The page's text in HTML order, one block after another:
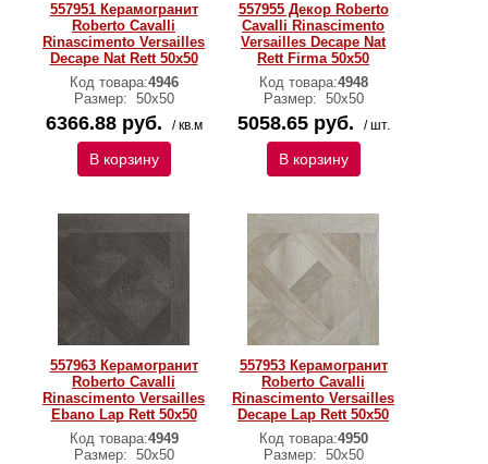
557951 Керамогранит
Roberto Cavalli
Rinascimento Versailles
Decape Nat Rett 50x50
Код товара:4946
Размер: 50x50
6366.88 руб. / кв.м
В корзину
557955 Декор Roberto
Cavalli Rinascimento
Versailles Decape Nat
Rett Firma 50x50
Код товара:4948
Размер: 50x50
5058.65 руб. / шт.
В корзину
557963 Керамогранит
Roberto Cavalli
Rinascimento Versailles
Ebano Lap Rett 50x50
Код товара:4949
Размер: 50x50
557953 Керамогранит
Roberto Cavalli
Rinascimento Versailles
Decape Lap Rett 50x50
Код товара:4950
Размер: 50x50